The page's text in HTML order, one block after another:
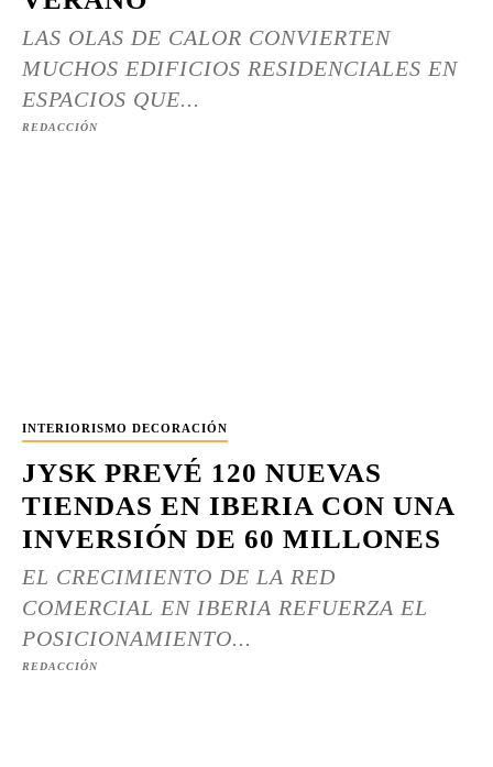
LAS OLAS DE CALOR CONVIERTEN
MUCHOS EDIFICIOS RESIDENCIALES EN
ESPACIOS QUE...
REDACCIÓN
INTERIORISMO DECORACIÓN
JYSK PREVÉ 120 NUEVAS
TIENDAS EN IBERIA CON UNA
INVERSIÓN DE 60 MILLONES
EL CRECIMIENTO DE LA RED
COMERCIAL EN IBERIA REFUERZA EL
POSICIONAMIENTO...
REDACCIÓN